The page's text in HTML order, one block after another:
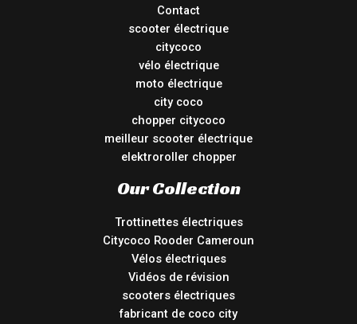
Contact
scooter électrique
citycoco
vélo électrique
moto électrique
city coco
chopper citycoco
meilleur scooter électrique
elektroroller chopper
Our Collection
Trottinettes électriques
Citycoco Rooder Cameroun
Vélos électriques
Vidéos de révision
scooters électriques
fabricant de coco city